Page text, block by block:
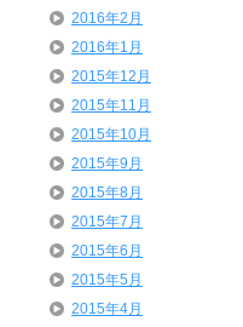
2016年2月
2016年1月
2015年12月
2015年11月
2015年10月
2015年9月
2015年8月
2015年7月
2015年6月
2015年5月
2015年4月